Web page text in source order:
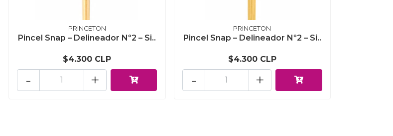
PRINCETON
Pincel Snap – Delineador Nº2 – Si..
$4.300 CLP
+
-
PRINCETON
Pincel Snap – Delineador Nº2 – Si..
$4.300 CLP
+
-